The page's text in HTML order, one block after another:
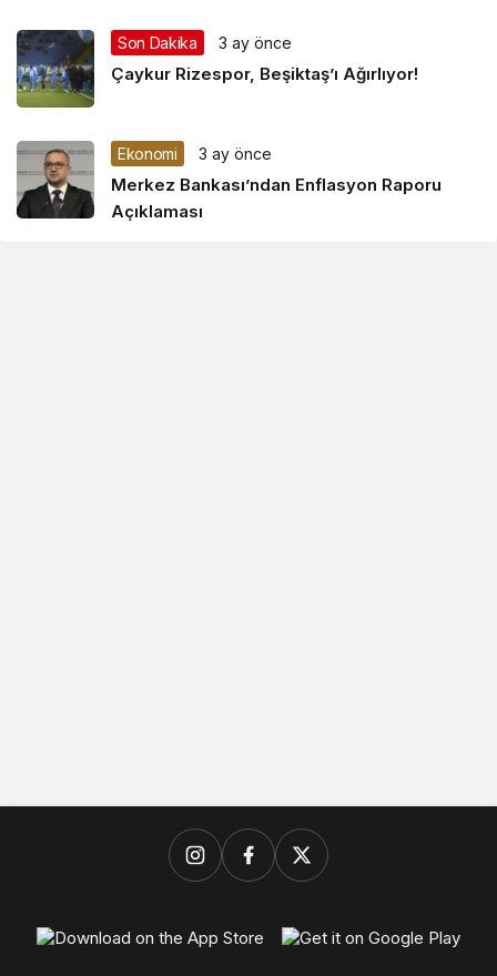
Son Dakika 3 ay önce
Çaykur Rizespor, Beşiktaş’ı Ağırlıyor!
Ekonomi 3 ay önce
Merkez Bankası’ndan Enflasyon Raporu
Açıklaması